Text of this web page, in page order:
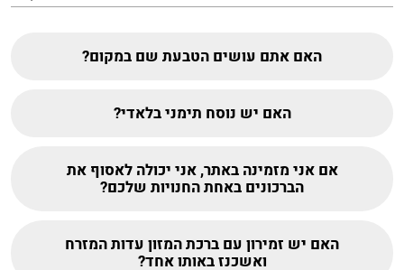
האם אתם עושים הטבעת שם במקום?
האם יש נוסח תימני בלאדי?
אם אני מזמינה באתר, אני יכולה לאסוף את
הברכונים באחת החנויות שלכם?
האם יש זמירון עם ברכת המזון עדות המזרח
ואשכנז באותו אחד?